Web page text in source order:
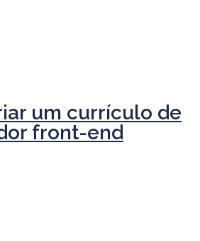
um currículo de
front-end